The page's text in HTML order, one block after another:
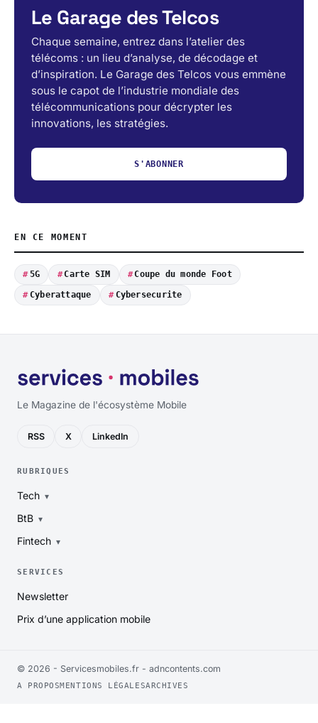
Le Garage des Telcos
Chaque semaine, entrez dans l’atelier des
télécoms : un lieu d’analyse, de décodage et
d’inspiration. Le Garage des Telcos vous emmène
sous le capot de l’industrie mondiale des
télécommunications pour décrypter les
innovations, les stratégies.
S'ABONNER
EN CE MOMENT
5G Carte SIM Coupe du monde Foot
Cyberattaque Cybersecurite
Le Magazine de l'écosystème Mobile
RSS X LinkedIn
RUBRIQUES
Tech
BtB
Fintech
SERVICES
Newsletter
Prix d’une application mobile
© 2026 - Servicesmobiles.fr - adncontents.com
A PROPOSMENTIONS LÉGALESARCHIVES